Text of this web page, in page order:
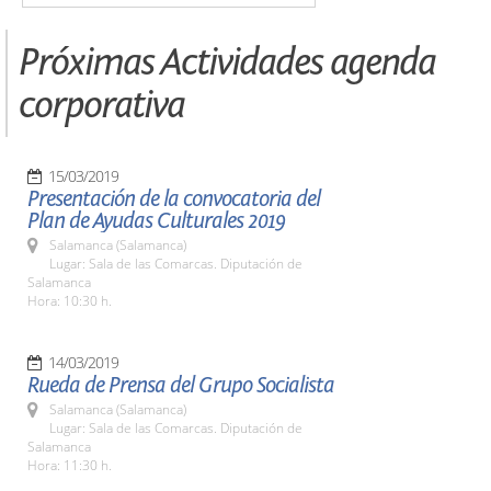
Próximas Actividades agenda
corporativa
15/03/2019
Presentación de la convocatoria del
Plan de Ayudas Culturales 2019
Salamanca (Salamanca)
Lugar: Sala de las Comarcas. Diputación de
Salamanca
Hora: 10:30 h.
14/03/2019
Rueda de Prensa del Grupo Socialista
Salamanca (Salamanca)
Lugar: Sala de las Comarcas. Diputación de
Salamanca
Hora: 11:30 h.